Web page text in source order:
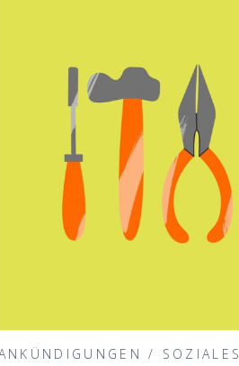
/ SOZIALES